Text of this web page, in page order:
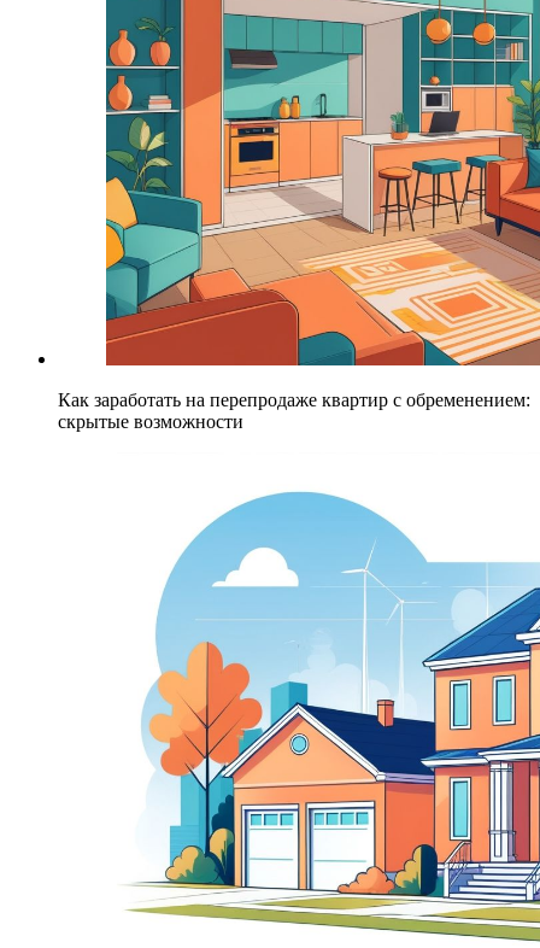
Как заработать на перепродаже квартир с обременением:
скрытые возможности